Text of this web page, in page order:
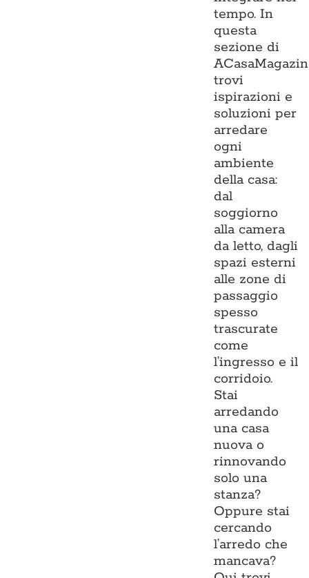
tempo. In
questa
sezione di
trovi
ispirazioni e
soluzioni per
arredare
ogni
ambiente
della casa:
dal
soggiorno
alla camera
da letto, dagli
spazi esterni
alle zone di
passaggio
spesso
trascurate
come
l’ingresso e il
corridoio.
Stai
arredando
una casa
nuova o
rinnovando
solo una
stanza?
Oppure stai
cercando
l’arredo che
mancava?